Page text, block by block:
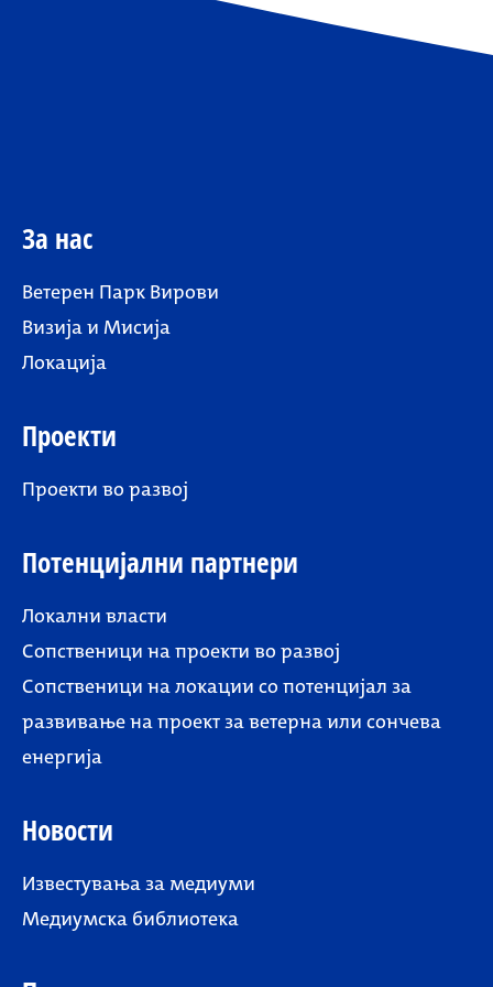
За нас
Ветерен Парк Вирови
Визија и Мисија
Локација
Проекти
Проекти во развој
Потенцијални партнери
Локални власти
Сопственици на проекти во развој
Сопственици на локации со потенцијал за
развивање на проект за ветерна или сончева
енергија
Новости
Известувања за медиуми
Медиумска библиотека